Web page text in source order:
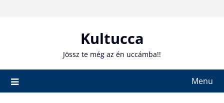
Kultucca
Jössz te még az én uccámba!!
Menu